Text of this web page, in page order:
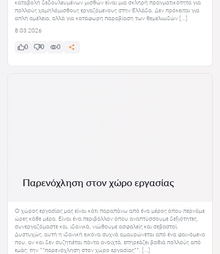
καταβολή δεδουλευμένων μισθών είναι μια σκληρή πραγματικότητα για
πολλούς χαμηλόμισθους εργαζόμενους στην Ελλάδα. Δεν πρόκειται για
απλή αμέλεια, αλλά για κατάφωρη παραβίαση των θεμελιωδών […]
8.03.2026
0 0 0
Παρενόχληση στον χώρο εργασίας
Ο χώρος εργασίας μας είναι κάτι παραπάνω από ένα μέρος όπου περνάμε
ώρες κάθε μέρα. Είναι ένα περιβάλλον όπου αναπτύσσουμε δεξιότητες,
συνεργαζόμαστε και, ιδανικά, νιώθουμε ασφαλείς και σεβαστοί.
Δυστυχώς, αυτή η ιδανική εικόνα συχνά αμαυρώνεται από ένα φαινόμενο
που, αν και δεν συζητιέται πάντα ανοιχτά, επηρεάζει βαθιά πολλούς από
εμάς: την **παρενόχληση στον χώρο εργασίας**. […]